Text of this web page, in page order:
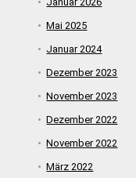
Mai 2025
Januar 2024
Dezember 2023
November 2023
Dezember 2022
November 2022
März 2022